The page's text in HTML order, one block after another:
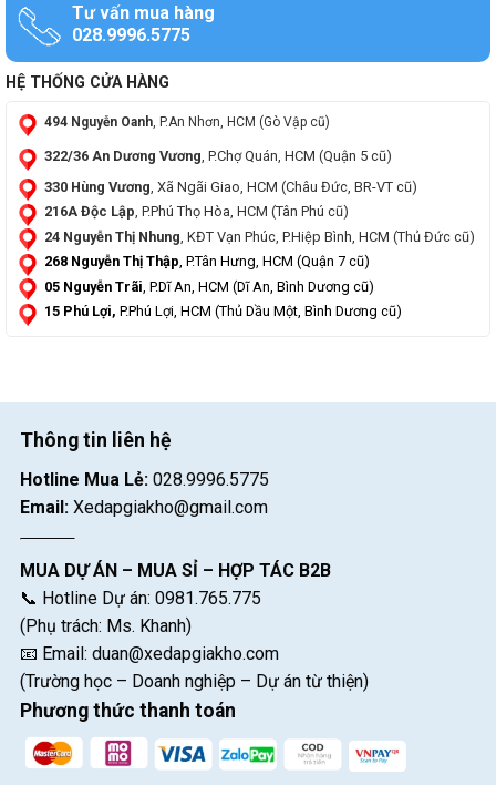
Tư vấn mua hàng
028.9996.5775
HỆ THỐNG CỬA HÀNG
494 Nguyễn Oanh, P.An Nhơn, HCM (Gò Vập cũ)
322/36 An Dương Vương, P.Chợ Quán, HCM (Quận 5 cũ)
330 Hùng Vương , Xã Ngãi Giao, HCM (Châu Đức, BR-VT cũ)
216A Độc Lập, P.Phú Thọ Hòa, HCM (Tân Phú cũ)
24 Nguyễn Thị Nhung , KĐT Vạn Phúc, P.Hiệp Bình, HCM (Thủ Đức cũ)
268 Nguyễn Thị Thập, P.Tân Hưng, HCM (Quận 7 cũ)
05 Nguyễn Trãi , P.Dĩ An, HCM (Dĩ An, Bình Dương cũ)
15 Phú Lợi, P.Phú Lợi, HCM (Thủ Dầu Một, Bình Dương cũ)
Thông tin liên hệ
Hotline Mua Lẻ: 028.9996.5775
Email: Xedapgiakho@gmail.com
MUA DỰ ÁN – MUA SỈ – HỢP TÁC B2B
📞 Hotline Dự án: 0981.765.775
(Phụ trách: Ms. Khanh)
📧 Email: duan@xedapgiakho.com
(Trường học – Doanh nghiệp – Dự án từ thiện)
Phương thức thanh toán